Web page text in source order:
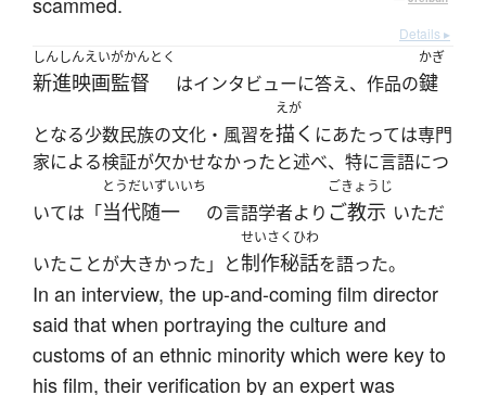
Details ▸
しんしんえいがかんとく
新進映画監督 はインタビューに答え、作品の
かぎ
鍵
となる少数民族の文化・風習を
えが
描く にあたっては専門
家による検証が欠かせなかったと述べ、特に言語につ
いては「
とうだいずいいち
当代随一 の言語学者より
ごきょうじ
ご教示 いただ
いたことが大きかった」と
せいさくひわ
制作秘話を語った。
In an interview, the up-and-coming film director
said that when portraying the culture and
customs of an ethnic minority which were key to
his film, their verification by an expert was